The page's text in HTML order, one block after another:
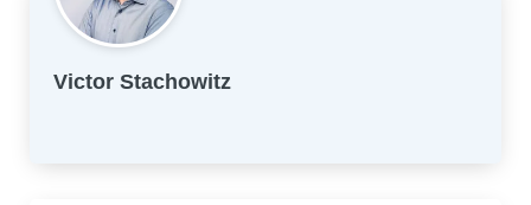
Victor Stachowitz